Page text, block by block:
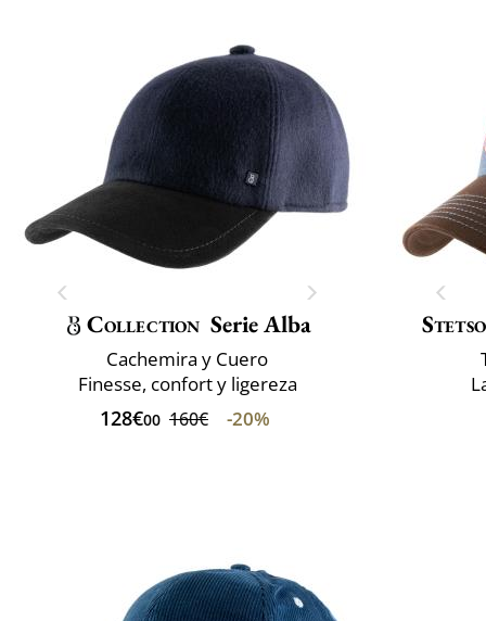
Collection Serie Alba
Cachemira y Cuero
Finesse, confort y ligereza
128€00 160€ -20%